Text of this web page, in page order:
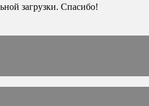
загрузки. Спасибо!